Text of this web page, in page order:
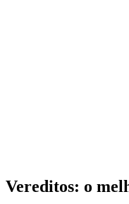
Vereditos: o